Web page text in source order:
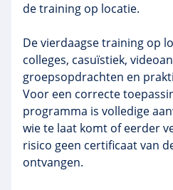
de training op locatie.
De vierdaagse training op
colleges, casuïstiek,
groepsopdrachten en
Voor een correcte
programma is volledige
wie te laat komt of eerder
risico geen certificaat van
ontvangen.